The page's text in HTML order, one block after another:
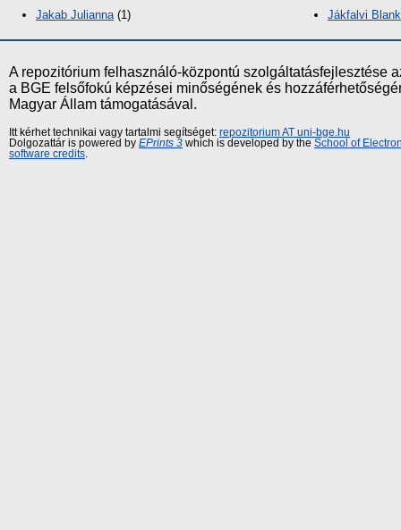
Jakab Julianna(1) Jákfalvi
A repozitórium felhasználó-központú szolgáltatásfejlesztése
a BGE felsőfokú képzései minőségének és
Magyar Állam támogatásával.
Itt kérhet technikai vagy tartalmi segítséget: repozitorium AT uni-bge.hu
Dolgozattár is powered by EPrints 3 which is developed by the School of
software credits.